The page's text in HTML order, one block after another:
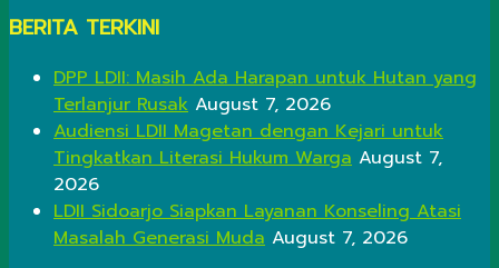
BERITA TERKINI
DPP LDII: Masih Ada Harapan untuk Hutan yang
Terlanjur Rusak August 7, 2026
Audiensi LDII Magetan dengan Kejari untuk
Tingkatkan Literasi Hukum Warga August 7,
2026
LDII Sidoarjo Siapkan Layanan Konseling Atasi
Masalah Generasi Muda August 7, 2026